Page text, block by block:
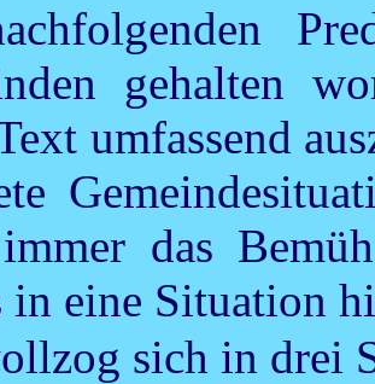
gehalten
umfassend
das
in eine Situation
sich in drei